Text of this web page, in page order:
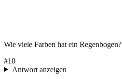
Wie viele Farben hat ein Regenbogen?
#10
Antwort anzeigen